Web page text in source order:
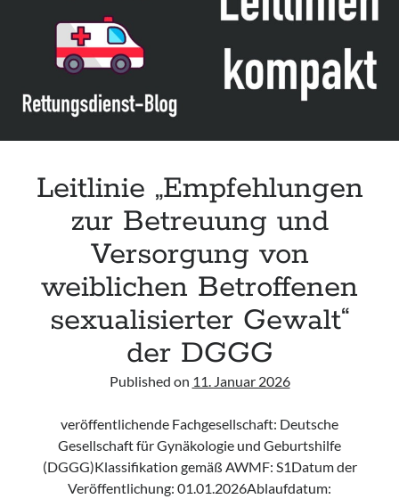
Leitlinie „Bauchschmerz bei Kindern und Jugendlichen – Bildgebende
Diagnostik“ der GPR
Leitlinie „Erbrechen im Kindes- und Jugendalter – Bildgebende
Diagnostik“ der GPR
Leitlinie „Kopfschmerzen bei Kindern und Jugendlichen – Bildgebende
Diagnostik“ der GPR
Leitlinie „Empfehlungen
zur Betreuung und
Versorgung von
weiblichen Betroffenen
sexualisierter Gewalt“
der DGGG
Published on 11. Januar 2026
veröffentlichende Fachgesellschaft: Deutsche
Gesellschaft für Gynäkologie und Geburtshilfe
(DGGG)Klassifikation gemäß AWMF: S1Datum der
Veröffentlichung: 01.01.2026Ablaufdatum: